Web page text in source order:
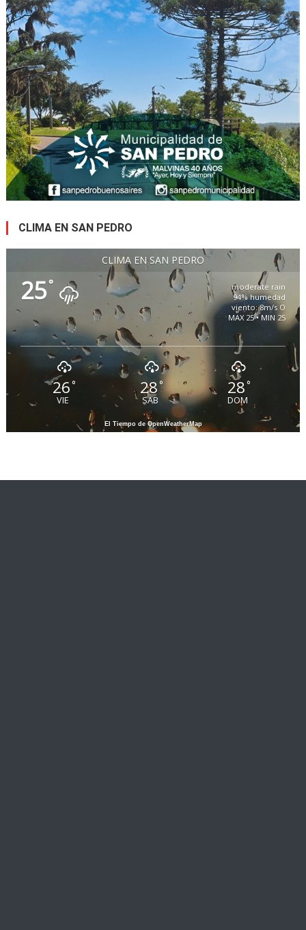
CLIMA EN SAN PEDRO
CLIMA EN SAN PEDRO
25°
moderate rain
94% humedad
viento: 8m/s O
MAX 25 • MIN 25
26°
VIE
28 °
SAB
28°
DOM
El Tiempo de OpenWeatherMap